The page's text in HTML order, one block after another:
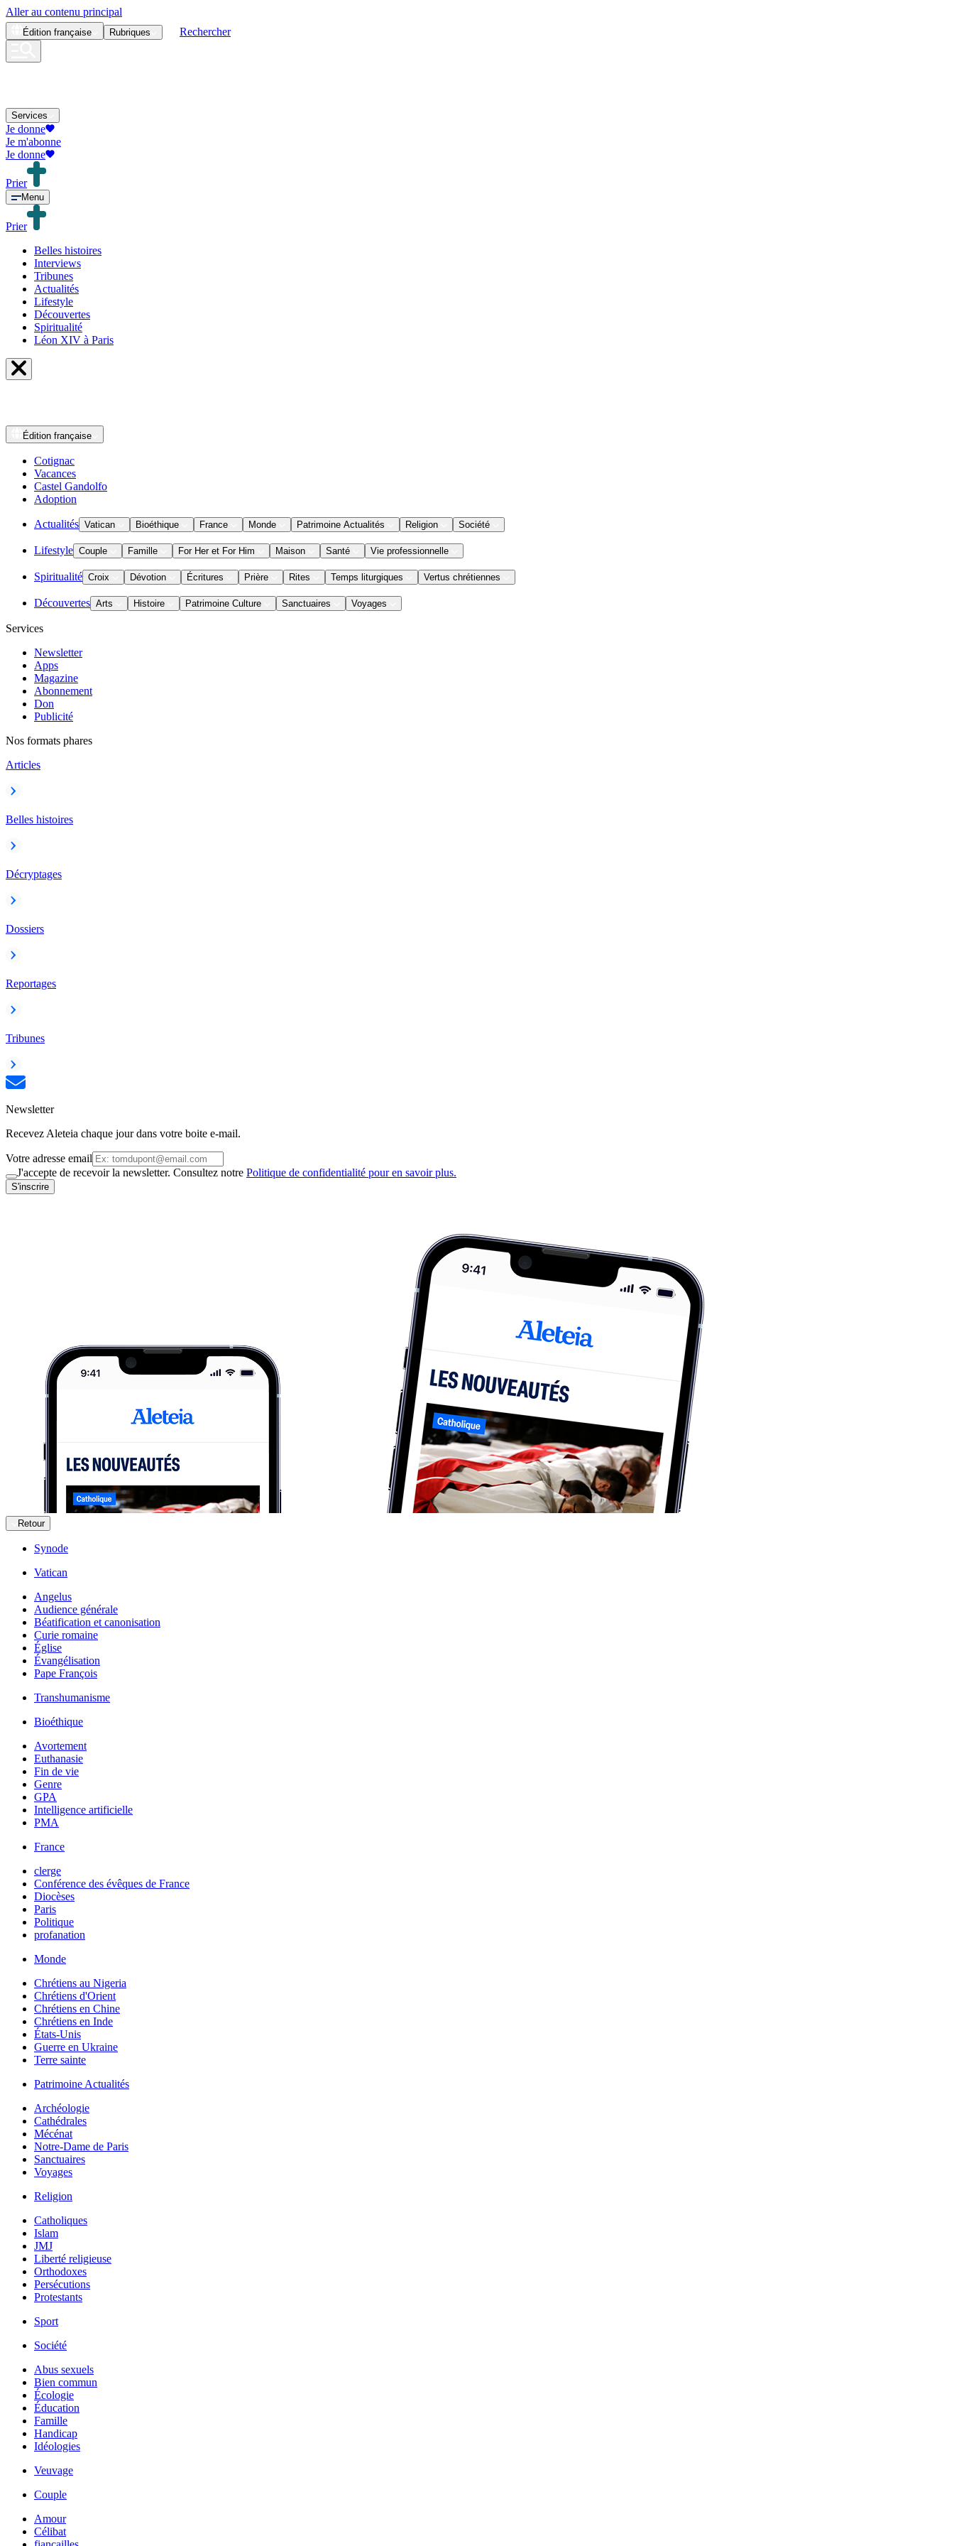
Aller au contenu principal
Édition française Rubriques Rechercher
Services
Je donne
Je m'abonne
Je donne
Prier
Menu
Prier
Belles histoires
Interviews
Tribunes
Actualités
Lifestyle
Découvertes
Spiritualité
Léon XIV à Paris
Édition française
Cotignac
Vacances
Castel Gandolfo
Adoption
Actualités Vatican Bioéthique France Monde Patrimoine Actualités Religion Société
Lifestyle Couple Famille For Her et For Him Maison Santé Vie professionnelle
Spiritualité Croix Dévotion Écritures Prière Rites Temps liturgiques Vertus chrétiennes
Découvertes Arts Histoire Patrimoine Culture Sanctuaires Voyages
Services
Newsletter
Apps
Magazine
Abonnement
Don
Publicité
Nos formats phares
Articles
Belles histoires
Décryptages
Dossiers
Reportages
Tribunes
Newsletter
Recevez Aleteia chaque jour dans votre boite e-mail.
Votre adresse email
J'accepte de recevoir la newsletter. Consultez notre Politique de confidentialité pour en savoir plus.
S'inscrire
Retour
Synode
Vatican
Angelus
Audience générale
Béatification et canonisation
Curie romaine
Église
Évangélisation
Pape François
Transhumanisme
Bioéthique
Avortement
Euthanasie
Fin de vie
Genre
GPA
Intelligence artificielle
PMA
France
clerge
Conférence des évêques de France
Diocèses
Paris
Politique
profanation
Monde
Chrétiens au Nigeria
Chrétiens d'Orient
Chrétiens en Chine
Chrétiens en Inde
États-Unis
Guerre en Ukraine
Terre sainte
Patrimoine Actualités
Archéologie
Cathédrales
Mécénat
Notre-Dame de Paris
Sanctuaires
Voyages
Religion
Catholiques
Islam
JMJ
Liberté religieuse
Orthodoxes
Persécutions
Protestants
Sport
Société
Abus sexuels
Bien commun
Écologie
Éducation
Famille
Handicap
Idéologies
Veuvage
Couple
Amour
Célibat